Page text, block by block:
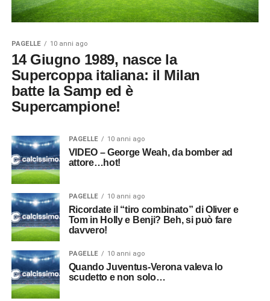
PAGELLE 10 anni ago
14 Giugno 1989, nasce la
Supercoppa italiana: il Milan
batte la Samp ed è
Supercampione!
PAGELLE 10 anni ago
VIDEO – George Weah, da bomber ad
attore…hot!
PAGELLE 10 anni ago
Ricordate il “tiro combinato” di Oliver e
Tom in Holly e Benji? Beh, si può fare
davvero!
PAGELLE 10 anni ago
Quando Juventus-Verona valeva lo
scudetto e non solo…